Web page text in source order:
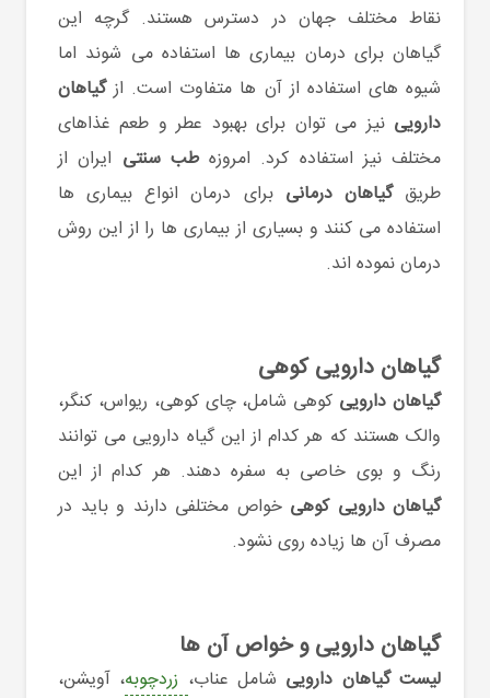
نقاط مختلف جهان در دسترس هستند. گرچه این
گیاهان برای درمان بیماری ها استفاده می شوند اما
شیوه های استفاده از آن ها متفاوت است. ازگیاهان
دارویی نیز می توان برای بهبود عطر و طعم غذاهای
مختلف نیز استفاده کرد. امروزه طب سنتی ایران از
طریق گیاهان درمانی برای درمان انواع بیماری ها
استفاده می کنند و بسیاری از بیماری ها را از این روش
درمان نموده اند.
گیاهان دارویی کوهی
گیاهان دارویی کوهی شامل، چای کوهی، ریواس، کنگر،
والک هستند که هر کدام از این گیاه دارویی می توانند
رنگ و بوی خاصی به سفره دهند. هر کدام از این
گیاهان دارویی کوهی خواص مختلفی دارند و باید در
مصرف آن ها زیاده روی نشود.
گیاهان دارویی و خواص آن ها
لیست گیاهان دارویی شامل عناب، زردچوبه، آویشن،